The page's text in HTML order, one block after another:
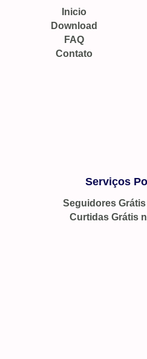
Inicio
Download
FAQ
Contato
Serviços
Seguidores
Curtidas Grátis